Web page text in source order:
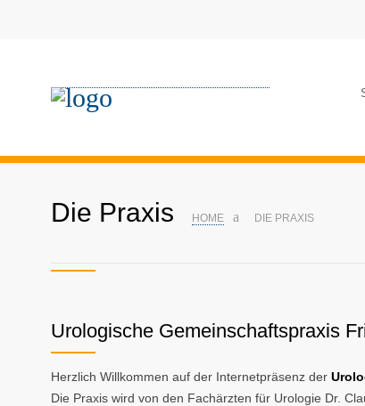
Die Praxis HOME DIE PRAXIS
Urologische Gemeinschaftspraxis
Herzlich Willkommen auf der Internetpräsenz der
Die Praxis wird von den Fachärzten für Urologie Dr.